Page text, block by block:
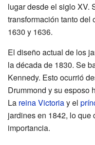
lugar desde el siglo XV.
transformación tanto del
1630 y 1636.
El diseño actual de los
la década de 1830. Se
Kennedy. Esto ocurrió
Drummond y su esposo
La reina Victoriay el
jardines en 1842, lo que
importancia.